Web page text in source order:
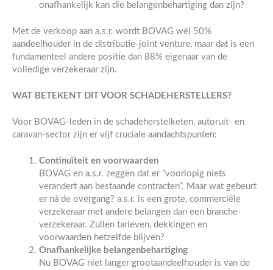
onafhankelijk kan die belangenbehartiging dan zijn?
Met de verkoop aan a.s.r. wordt BOVAG wél 50%
aandeelhouder in de distributie-joint venture, maar dat is een
fundamenteel andere positie dan 88% eigenaar van de
volledige verzekeraar zijn.
WAT BETEKENT DIT VOOR SCHADEHERSTELLERS?
Voor BOVAG-leden in de schadeherstelketen, autoruit- en
caravan-sector zijn er vijf cruciale aandachtspunten:
Continuïteit en voorwaarden
BOVAG en a.s.r. zeggen dat er “voorlopig niets
verandert aan bestaande contracten”. Maar wat gebeurt
er ná de overgang? a.s.r. is een grote, commerciële
verzekeraar met andere belangen dan een branche-
verzekeraar. Zullen tarieven, dekkingen en
voorwaarden hetzelfde blijven?
Onafhankelijke belangenbehartiging
Nu BOVAG niet langer grootaandeelhouder is van de